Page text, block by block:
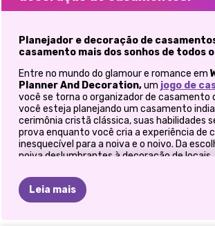
Planejador e decoração de
casamento mais dos sonhos de todos
Entre no mundo do glamour e romance em
Planner And Decoration,um jogo de
você se torna o organizador de casamento
você esteja planejando um casamento
cerimônia cristã clássica, suas habilidades
prova enquanto você cria a experiência de
inesquecível para a noiva e o noivo. Da
noiva deslumbrantes à decoração de
estilizar e transformar sonhos em realidade
emocionante
jogo de planejador de
Leia mais